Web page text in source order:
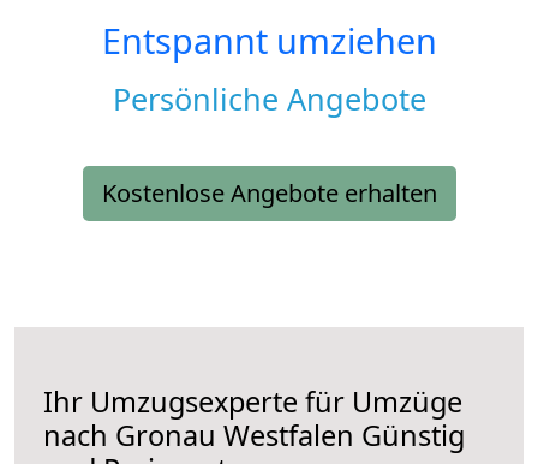
Entspannt umziehen
Persönliche Angebote
Kostenlose Angebote erhalten
Ihr Umzugsexperte für Umzüge
nach Gronau Westfalen Günstig